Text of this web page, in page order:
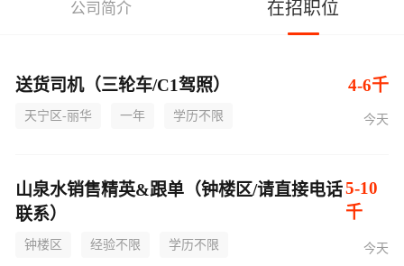
公司简介 在招职位
送货司机（三轮车/C1驾照） 4-6千
天宁区-丽华 一年 学历不限 今天
山泉水销售精英&跟单（钟楼区/请直接电话
联系）
5-10
千
钟楼区 经验不限 学历不限 今天